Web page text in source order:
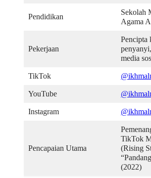
Pendidikan
Sekolah
Agama
Pekerjaan
Pencipta
media
TikTok
YouTube
Instagram
Pencapaian Utama
TikTok
(Rising
(2022)